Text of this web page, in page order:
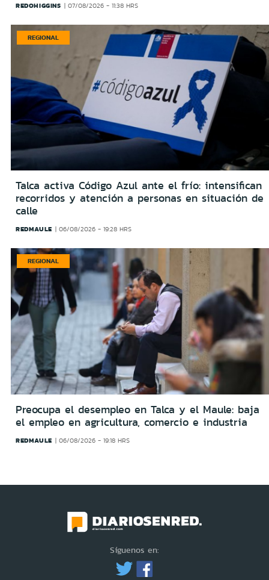
REDOHIGGINS 07/08/2026 - 11:38 HRS
REGIONAL
Talca activa Código Azul ante el frío: intensifican
recorridos y atención a personas en situación de
calle
REDMAULE 06/08/2026 - 19:28 HRS
REGIONAL
Preocupa el desempleo en Talca y el Maule: baja
el empleo en agricultura, comercio e industria
REDMAULE 06/08/2026 - 19:18 HRS
Síguenos en: